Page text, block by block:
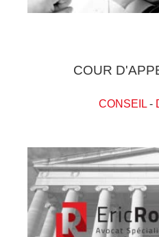
COUR
CONSEIL-